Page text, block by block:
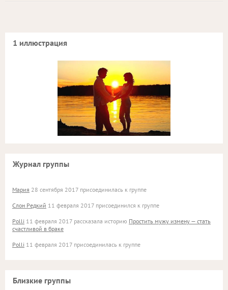
1 иллюстрация
Журнал группы
Мария 28 сентября 2017 присоединилась к группе
Слон Редкий 11 февраля 2017 присоединился к группе
Polli 11 февраля 2017 рассказала историю Простить мужу измену — стать
счастливой в браке
Polli 11 февраля 2017 присоединилась к группе
Близкие группы